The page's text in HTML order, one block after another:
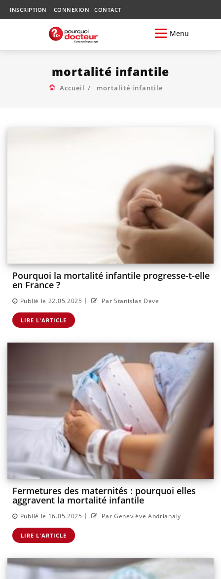
INSCRIPTION CONNEXION CONTACT
Menu
mortalité infantile
Accueil mortalité infantile
Pourquoi la mortalité infantile progresse-t-elle
en France ?
Publié le 22.05.2025 | Par Stanislas Deve
LIRE L'ARTICLE
Fermetures des maternités : pourquoi elles
aggravent la mortalité infantile
Publié le 16.05.2025 | Par Geneviève Andrianaly
LIRE L'ARTICLE